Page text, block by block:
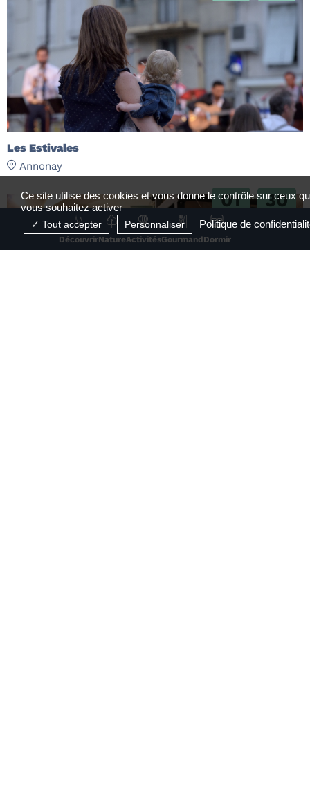
DécouvrirNatureActivitésGourmand Dormir
Les Estivales
Annonay
01
JUIL
2026
30
2026
Ce site utilise des cookies et vous donne le contrôle sur ceux
vous souhaitez activer
Tout accepter Personnaliser Politique de